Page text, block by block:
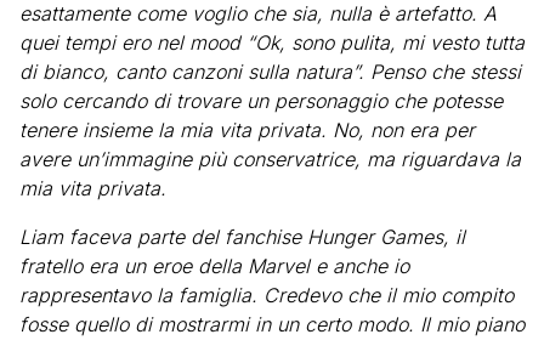
esattamente come voglio che sia, nulla è artefatto. A
quei tempi ero nel mood “Ok, sono pulita, mi vesto tutta
di bianco, canto canzoni sulla natura”. Penso che stessi
solo cercando di trovare un personaggio che potesse
tenere insieme la mia vita privata. No, non era per
avere un’immagine più conservatrice, ma riguardava la
mia vita privata.
Liam faceva parte del fanchise Hunger Games, il
fratello era un eroe della Marvel e anche io
rappresentavo la famiglia. Credevo che il mio compito
fosse quello di mostrarmi in un certo modo. Il mio piano